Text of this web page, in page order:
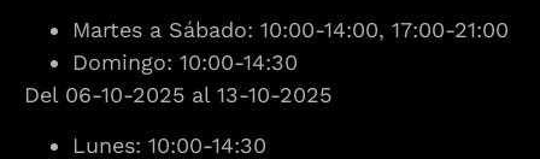
Martes a Sábado: 10:00-14:00, 17:00-21:00
Domingo: 10:00-14:30
Del 06-10-2025 al 13-10-2025
Lunes: 10:00-14:30